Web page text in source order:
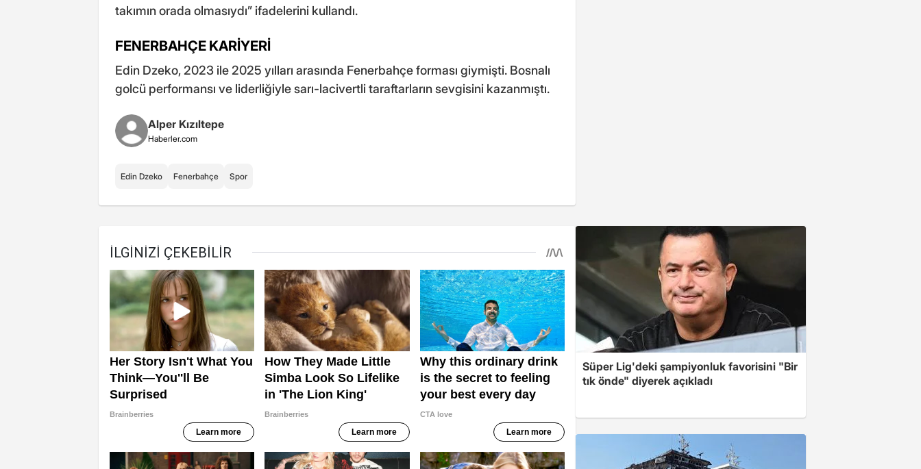
takımın orada olmasıydı” ifadelerini kullandı.
FENERBAHÇE KARİYERİ
Edin Dzeko, 2023 ile 2025 yılları arasında Fenerbahçe forması giymişti. Bosnalı
golcü performansı ve liderliğiyle sarı-lacivertli taraftarların sevgisini kazanmıştı.
Alper Kızıltepe
Haberler.com
Edin Dzeko Fenerbahçe Spor
Süper Lig'deki şampiyonluk favorisini "Bir
tık önde" diyerek açıkladı